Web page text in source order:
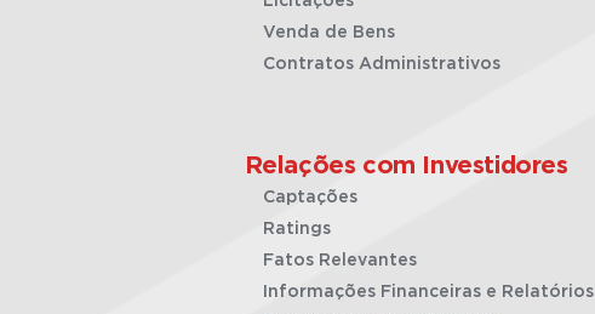
Venda de Bens
Contratos Administrativos
Relações com Investidores
Captações
Ratings
Fatos Relevantes
Informações Financeiras e Relatórios